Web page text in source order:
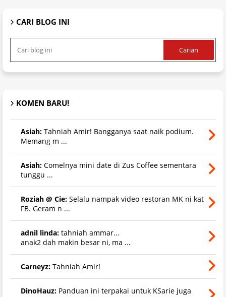
CARI BLOG INI
KOMEN BARU!
Asiah: Tahniah Amir! Bangganya saat naik podium.
Memang m ...
Asiah: Comelnya mini date di Zus Coffee sementara
tunggu ...
Roziah @ Cie: Selalu nampak video restoran MK ni kat
FB. Geram n ...
adnil linda: tahniah ammar...
anak2 dah makin besar ni, ma ...
Carneyz: Tahniah Amir!
DinoHauz: Panduan ini terpakai untuk KSarie juga